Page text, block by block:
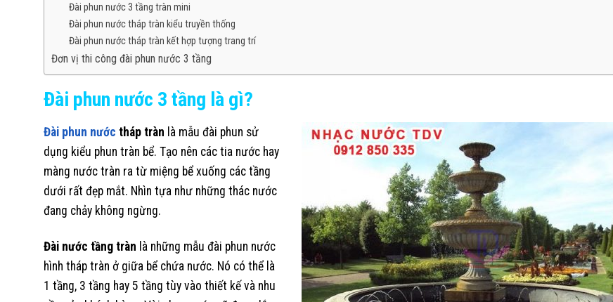
Đài phun nước 3 tầng tràn mini
Đài phun nước tháp tràn kiểu truyền thống
Đài phun nước tháp tràn kết hợp tượng trang trí
Đơn vị thi công đài phun nước 3 tầng
Đài phun nước 3 tầng là gì?
Đài phun nước tháp tràn là mẫu đài phun sử
dụng kiểu phun tràn bể. Tạo nên các tia nước hay
màng nước tràn ra từ miệng bể xuống các tầng
dưới rất đẹp mắt. Nhìn tựa như những thác nước
đang chảy không ngừng.
Đài nước tầng tràn là những mẫu đài phun nước
hình tháp tràn ở giữa bể chứa nước. Nó có thể là
1 tầng, 3 tầng hay 5 tầng tùy vào thiết kế và nhu